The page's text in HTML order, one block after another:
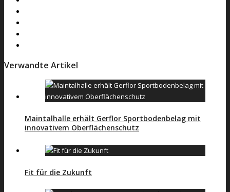
Verwandte Artikel
Maintalhalle erhält Gerflor Sportbodenbelag mit
innovativem Oberflächenschutz
Fit für die Zukunft